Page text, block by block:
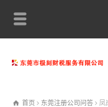
首页 东莞注册公司问答 凤